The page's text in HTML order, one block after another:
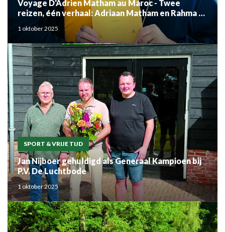
Voyage D'Adrien Matham au Maroc - Twee
reizen, één verhaal: Adriaan Matham en Rahma el
Mouden
1 oktober 2025
SPORT & VRIJE TIJD
Jan Nijboer gehuldigd als Generaal Kampioen bij
P.V. De Luchtbode
1 oktober 2025